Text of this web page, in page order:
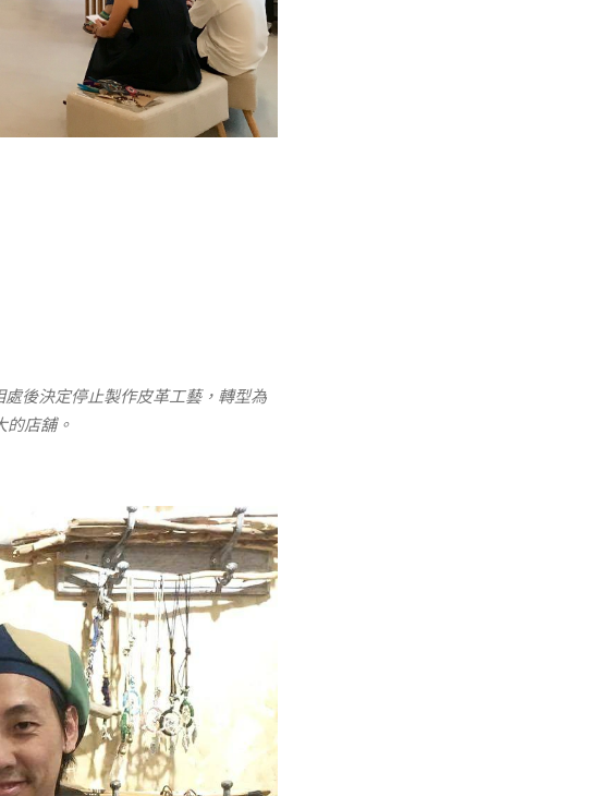
後決定停止製作皮革工藝，轉型為
的店舖。